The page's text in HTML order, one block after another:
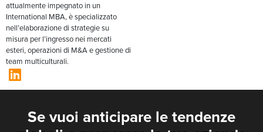
attualmente impegnato in un
International MBA, è specializzato
nell’elaborazione di strategie su
misura per l’ingresso nei mercati
esteri, operazioni di M&A e gestione di
team multiculturali.
Se vuoi anticipare le tendenze